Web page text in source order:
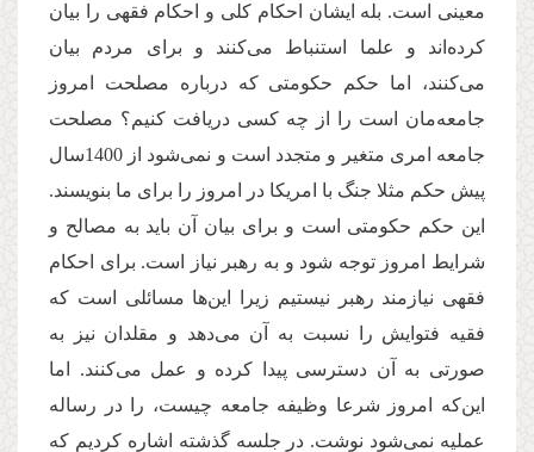
معینی است. بله ایشان احکام کلی و احکام فقهی را بیان
کرده‌اند و علما استنباط می‌کنند و برای مردم بیان
می‌کنند، اما حکم حکومتی که درباره مصلحت امروز
جامعه‌مان است را از چه کسی دریافت کنیم؟ مصلحت
جامعه امری متغیر و متجدد است و نمی‌شود از 1400سال
پیش حکم مثلا جنگ با امریکا در امروز را برای ما بنویسند.
این حکم حکومتی است و برای بیان آن باید به مصالح و
شرایط امروز توجه شود و به رهبر نیاز است. برای احکام
فقهی نیازمند رهبر نیستیم زیرا این‌ها مسائلی است که
فقیه فتوایش را نسبت به آن می‌دهد و مقلدان نیز به
صورتی به آن دسترسی پیدا کرده و عمل می‌کنند. اما
اینکه امروز شرعا وظیفه جامعه چیست، را در رساله
عملیه نمی‌شود نوشت. در جلسه گذشته اشاره کردیم که